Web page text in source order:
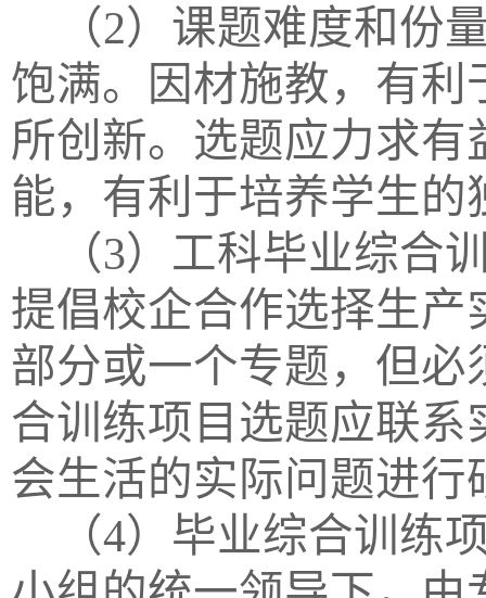
（2）课题难度和份
饱满。因材施教，有
所创新。选题应力求
能，有利于培养学生的
（3）工科毕业综合
提倡校企合作选择生
部分或一个专题，但
合训练项目选题应联
会生活的实际问题进行
（4）毕业综合训练